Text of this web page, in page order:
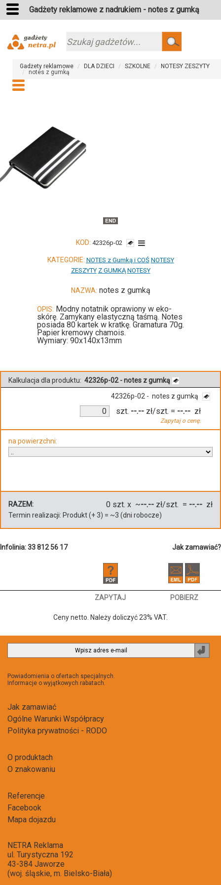
Gadżety reklamowe z nadrukiem - notes z gumką
Szukaj
Gadżety reklamowe DLA DZIECI SZKOLNE
NOTESY ZESZYTY
notes z gumką
KOD: 42326p-02
KATEGORIE: NOTES z Gumką i COŚ NOTESY
ZESZYTY Z GUMKĄ NOTESY
NAZWA: notes z gumką
OPIS: Modny notatnik oprawiony w eko-
skórę. Zamykany elastyczną taśmą. Notes
posiada 80 kartek w kratkę. Gramatura 70g.
Papier kremowy chamois.
Wymiary: 90x140x13mm
Kalkulacja dla produktu: 42326p-02 - notes z gumką
42326p-02 - notes z gumką
szt. --.-- zł/szt.
Zapytaj o cenę.
= --.-- zł
na powierzchni:
RAZEM: 0 szt. x ~--.-- zł/szt. = --.-- zł
Termin realizacji: Produkt(+3) = ~3 (dni robocze)
Infolinia: 33 812 56 17 Jak zamawiać?
ZAPYTAJ POBIERZ
Ceny netto. Należy doliczyć 23% VAT.
Powiadomienia o ofertach specjalnych.
Informacje o wyjątkowych rabatach.
Jak zamawiać
Ogólne Warunki Współpracy
Polityka prywatności - RODO
O produktach
O znakowaniu
Referencje
Facebook
Mapa dojazdu
NETRA Reklama
ul. Turystyczna 192
43-384 Jaworze
(woj. śląskie, m. Bielsko-Biała)